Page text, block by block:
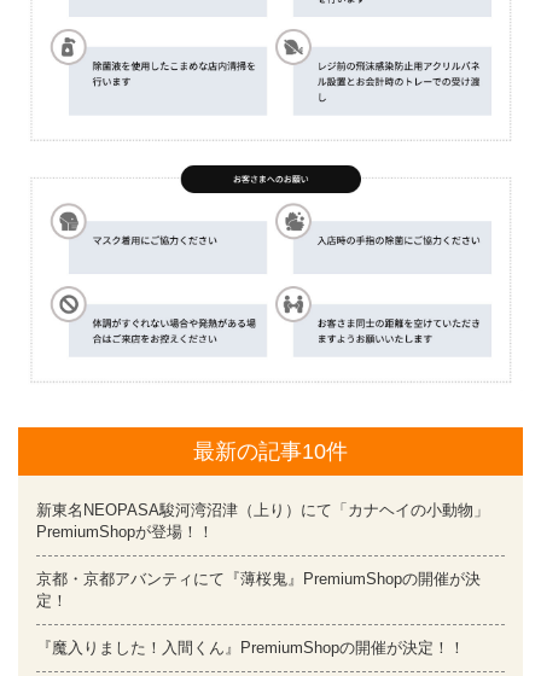
最新の記事10件
新東名NEOPASA駿河湾沼津（上り）にて「カナヘイの小動物」
PremiumShopが登場！！
京都・京都アバンティにて『薄桜鬼』PremiumShopの開催が決
定！
『魔入りました！入間くん』PremiumShopの開催が決定！！